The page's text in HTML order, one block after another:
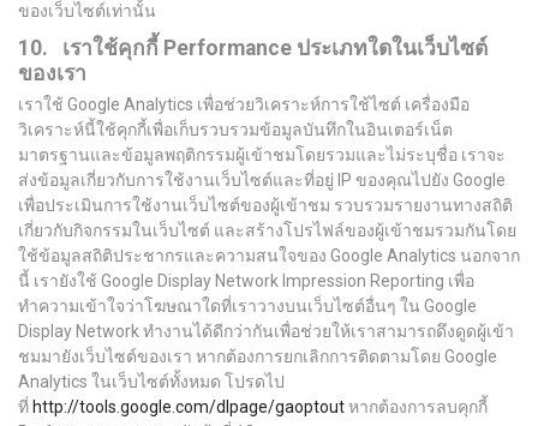
ของเว็บไซต์เท่านั้น
10. เราใช้คุกกี้ Performance ประเภทใดในเว็บไซต์
ของเรา
เราใช้ Google Analytics เพื่อช่วยวิเคราะห์การใช้ไซต์ เครื่องมือ
วิเคราะห์นี้ใช้คุกกี้เพื่อเก็บรวบรวมข้อมูลบันทึกในอินเตอร์เน็ต
มาตรฐานและข้อมูลพฤติกรรมผู้เข้าชมโดยรวมและไม่ระบุชื่อ เราจะ
ส่งข้อมูลเกี่ยวกับการใช้งานเว็บไซต์และที่อยู่ IP ของคุณไปยัง Google
เพื่อประเมินการใช้งานเว็บไซต์ของผู้เข้าชม รวบรวมรายงานทางสถิติ
เกี่ยวกับกิจกรรมในเว็บไซต์ และสร้างโปรไฟล์ของผู้เข้าชมรวมกันโดย
ใช้ข้อมูลสถิติประชากรและความสนใจของ Google Analytics นอกจาก
นี้ เรายังใช้ Google Display Network Impression Reporting เพื่อ
ทำความเข้าใจว่าโฆษณาใดที่เราวางบนเว็บไซต์อื่นๆ ใน Google
Display Network ทำงานได้ดีกว่ากันเพื่อช่วยให้เราสามารถดึงดูดผู้เข้า
ชมมายังเว็บไซต์ของเรา หากต้องการยกเลิกการติดตามโดย Google
Analytics ในเว็บไซต์ทั้งหมด โปรดไป
ที่ http://tools.google.com/dlpage/gaoptoutหากต้องการลบคุกกี้